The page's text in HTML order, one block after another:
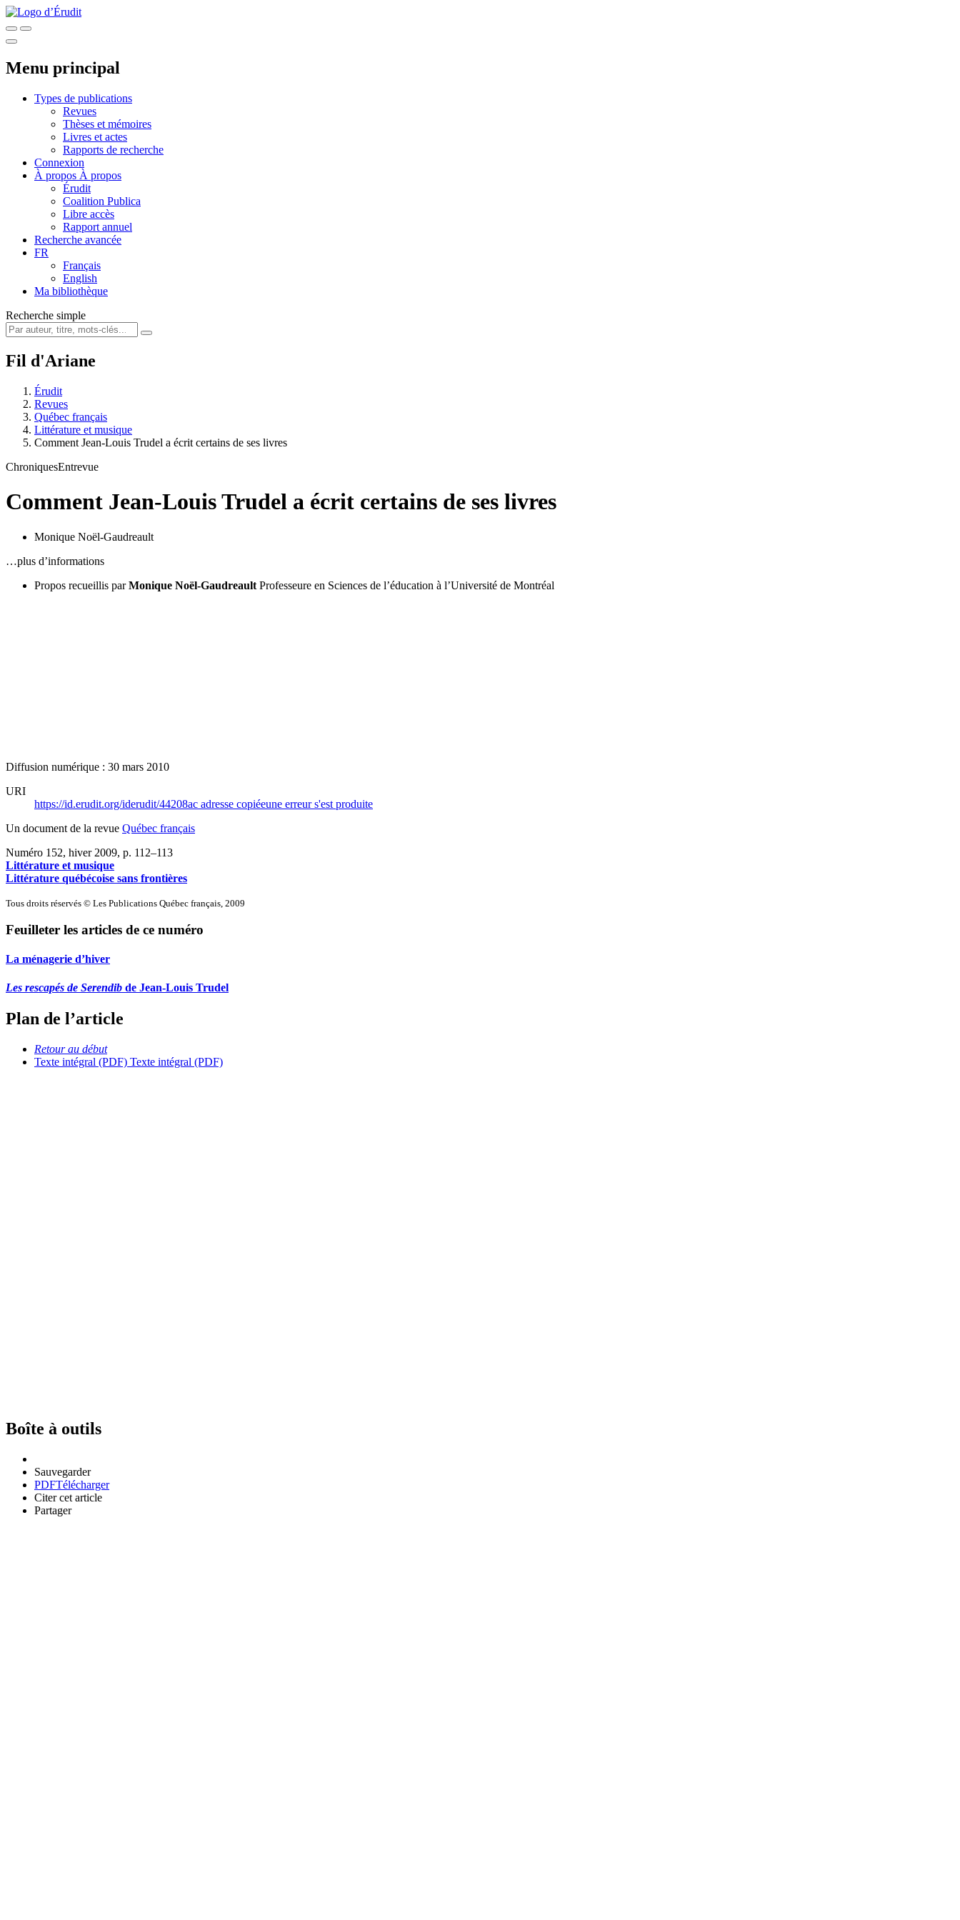
Menu principal
Types de publications
Revues
Thèses et mémoires
Livres et actes
Rapports de recherche
Connexion
À propos À propos
Érudit
Coalition Publica
Libre accès
Rapport annuel
Recherche avancée
FR
Français
English
Ma bibliothèque
Recherche simple
Fil d'Ariane
Érudit
Revues
Québec français
Littérature et musique
Comment Jean-Louis Trudel a écrit certains de ses livres
ChroniquesEntrevue
Comment Jean-Louis Trudel a écrit certains de ses livres
Monique Noël-Gaudreault
…plus d’informations
Propos recueillis par Monique Noël-Gaudreault Professeure en Sciences de l’éducation à l’Université de Montréal
Diffusion numérique : 30 mars 2010
URI
https://id.erudit.org/iderudit/44208ac adresse copiéeune erreur s'est produite
Un document de la revue Québec français
Numéro 152, hiver 2009, p. 112–113
Littérature et musique
Littérature québécoise sans frontières
Tous droits réservés © Les Publications Québec français, 2009
Feuilleter les articles de ce numéro
La ménagerie d’hiver
Les rescapés de Serendib de Jean-Louis Trudel
Plan de l’article
Retour au début
Texte intégral (PDF) Texte intégral (PDF)
Boîte à outils
Sauvegarder
PDFTélécharger
Citer cet article
Partager